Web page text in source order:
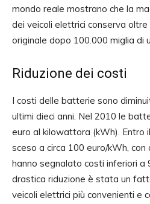
mondo reale mostrano che la
dei veicoli elettrici conserva
originale dopo 100.000 miglia di
Riduzione dei costi
I costi delle batterie sono
ultimi dieci anni. Nel 2010 le
euro al kilowattora (kWh). Entro
sceso a circa 100 euro/kWh, con
hanno segnalato costi inferiori a
drastica riduzione è stata un
veicoli elettrici più convenienti e